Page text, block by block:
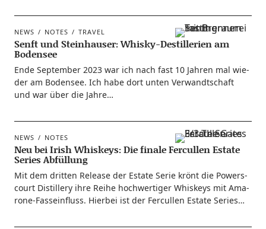
NEWS NOTES TRAVEL
Senft und Steinhauser: Whisky-Destillerien am
Bodensee
Ende Sep­tem­ber 2023 war ich nach fast 10 Jah­ren mal wie­
der am Boden­see. Ich habe dort unten Ver­wandt­schaft
und war über die Jahre…
NEWS NOTES
Neu bei Irish Whiskeys: Die finale Fercullen Estate
Series Abfüllung
Mit dem drit­ten Release der Estate Serie krönt die Powers­
court Distil­lery ihre Rei­he hoch­wer­ti­ger Whis­keys mit Ama­
ro­­ne-Fas­s­ein­­fluss. Hier­bei ist der Fer­cul­len Estate Series…